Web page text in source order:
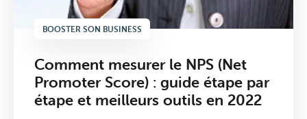
BOOSTER SON BUSINESS
Comment mesurer le NPS (Net
Promoter Score) : guide étape par
étape et meilleurs outils en 2022